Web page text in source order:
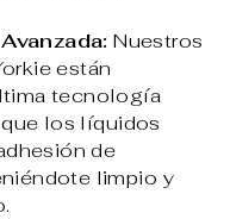
Nuestros
están
tecnología
los líquidos
de
limpio y